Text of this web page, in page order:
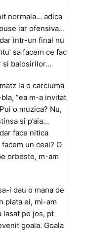
normala… adica
iar ofensiva…
intr-un final nu
sa facem ce fac
si balosirilor…
la o carciuma
“ea m-a invitat
o muzica? Nu,
si p’aia…
face nitica
un ceai? O
orbeste, m-am
i dau o mana de
plata ei, mi-am
lasat pe jos, pt
goala. Goala